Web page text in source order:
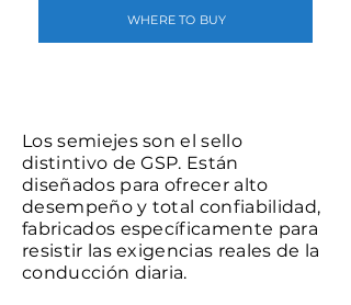
WHERE TO BUY
Los semiejes son el sello
distintivo de GSP. Están
diseñados para ofrecer alto
desempeño y total confiabilidad,
fabricados específicamente para
resistir las exigencias reales de la
conducción diaria.